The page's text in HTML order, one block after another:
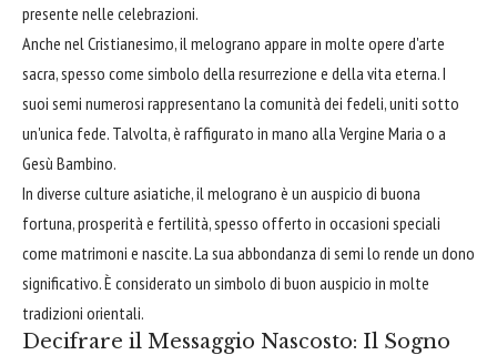
presente nelle celebrazioni.
Anche nel Cristianesimo, il melograno appare in molte opere d'arte
sacra, spesso come simbolo della resurrezione e della vita eterna. I
suoi semi numerosi rappresentano la comunità dei fedeli, uniti sotto
un'unica fede. Talvolta, è raffigurato in mano alla Vergine Maria o a
Gesù Bambino.
In diverse culture asiatiche, il melograno è un auspicio di buona
fortuna, prosperità e fertilità, spesso offerto in occasioni speciali
come matrimoni e nascite. La sua abbondanza di semi lo rende un dono
significativo. È considerato un simbolo di buon auspicio in molte
tradizioni orientali.
Decifrare il Messaggio Nascosto: Il Sogno